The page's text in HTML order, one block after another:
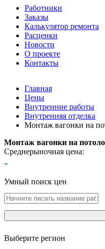
Работники
Заказы
Калькулятор ремонта
Расценки
Новости
О проекте
Контакты
Главная
Цены
Внутренние работы
Внутренняя отделка
Монтаж вагонки на
Монтаж вагонки на
Среднерыночная цена:
-
Умный поиск цен
Выберите регион